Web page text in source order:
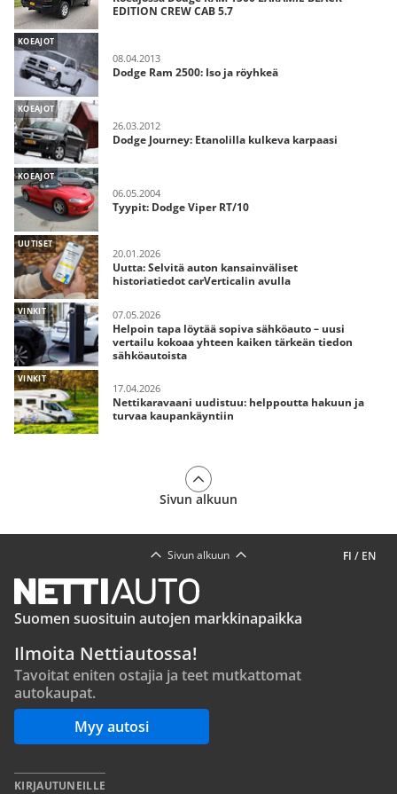
EDITION CREW CAB 5.7
KOEAJOT
08.04.2013
Dodge Ram 2500: Iso ja röyhkeä
KOEAJOT
26.03.2012
Dodge Journey: Etanolilla kulkeva karpaasi
KOEAJOT
06.05.2004
Tyypit: Dodge Viper RT/10
UUTISET
20.01.2026
Uutta: Selvitä auton kansainväliset
historiatiedot carVerticalin avulla
VINKIT 07.05.2026
Helpoin tapa löytää sopiva sähköauto – uusi
vertailu kokoaa yhteen kaiken tärkeän tiedon
sähköautoista
VINKIT
17.04.2026
Nettikaravaani uudistuu: helppoutta hakuun ja
turvaa kaupankäyntiin
Sivun alkuun
FI / EN
Sivun alkuun
Suomen suosituin autojen markkinapaikka
Ilmoita Nettiautossa!
Tavoitat eniten ostajia ja teet mutkattomat
autokaupat.
Myy autosi
KIRJAUTUNEILLE